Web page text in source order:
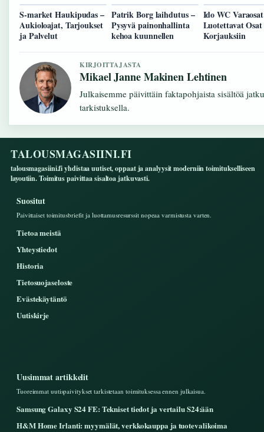
S-market Haukipudas –
Aukioloajat, Tarjoukset
ja Palvelut
Patrik Borg laihdutus –
Pysyvä painonhallinta
kehoa kuunnellen
Ido WC
Luotettavat
Korjauksiin
KIRJOITTAJASTA
Mikael Janne Makinen Lehtinen
Julkaisemme päivittäin faktapohjaista sisältöä
tarkistuksella.
TALOUSMAGASIINI.FI
talousmagasiini.fi yhdistaa uutiset, oppaat ja analyysit moderniin toimitukselliseen
layoutiin. Toimitus paivittaa sisaltoa jatkuvasti.
Suositut
Paivittaiset toimitusbriefit ja luottamusresurssit nopeaa varmistusta varten.
Tietoa meistä
Yhteystiedot
Historia
Tietosuojaseloste
Evästekäytäntö
Uutiskirje
Uusimmat artikkelit
Tuoreimmat uutispaivitykset tarkistetaan toimituksessa ennen julkaisua.
Samsung Galaxy S24 FE: Tekniset tiedot ja vertailu S24:ään
H&M Home Irlanti: myymälät, verkkokauppa ja tuotevalikoima